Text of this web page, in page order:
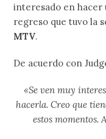
interesado en hacer
regreso que tuvo la
MTV.
De acuerdo con
«Se ven muy
hacerla. Creo que
estos momentos.